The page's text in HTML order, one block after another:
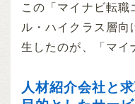
この「マイナビ転職
ル・ハイクラス層向
生したのが、「マイ
人材紹介会社と